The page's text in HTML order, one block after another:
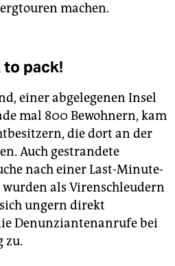
machen.
to pack!
einer abgelegenen Insel
mal 800 Bewohnern, kam
die dort an der
Auch gestrandete
nach einer Last-Minute-
als Virenschleudern
ungern direkt
Denunziantenanrufe bei
zu.